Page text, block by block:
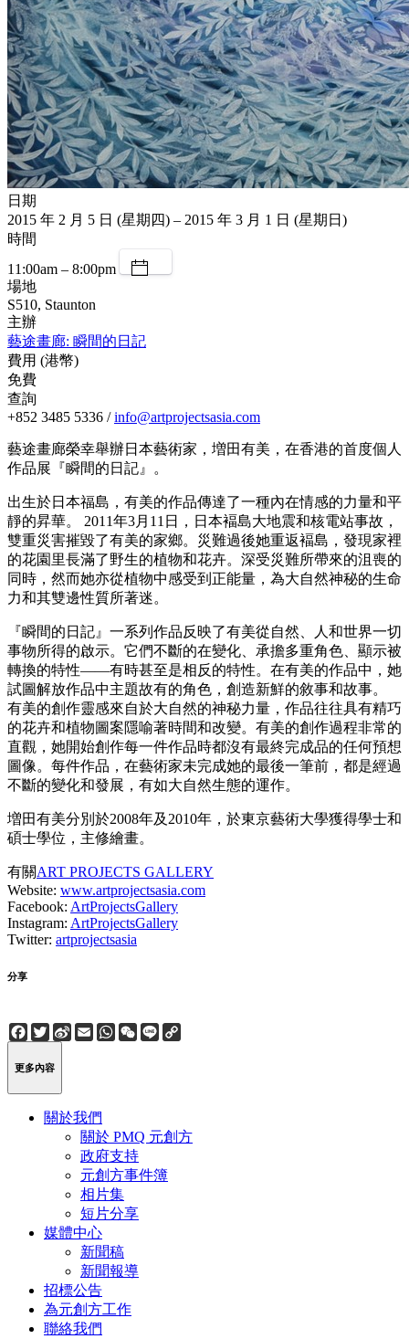
日期
2015 年 2 月 5 日 (星期四) – 2015 年 3 月 1 日 (星期日)
時間
11:00am – 8:00pm
場地
S510, Staunton
主辦
藝途畫廊: 瞬間的日記
費用 (港幣)
免費
查詢
+852 3485 5336 /info@artprojectsasia.com
藝途畫廊榮幸舉辦日本藝術家，増田有美，在香港的首度個人
作品展『瞬間的日記』。
出生於日本福島，有美的作品傳達了一種內在情感的力量和平
靜的昇華。 2011年3月11日，日本褔島大地震和核電站事故，
雙重災害摧毀了有美的家鄉。災​​難過後她重返褔島，發現家裡
的花園里長滿了野生的植物和花卉。深受災難所帶來的沮喪的
同時，然而她亦從植物中感受到正能量，為大自然神秘的生命
力和其雙邊性質所著迷。
『瞬間的日記』一系列作品反映了有美從自然、人和世界一切
事物所得的啟示。它們不斷的在變化、承擔多重角色、顯示被
轉換的特性——有時甚至是相反的特性。在有美的作品中，她
試圖解放作品中主題故有的角色，創造新鮮的敘事和故事。
有美的創作靈感來自於大自然的神秘力量，作品往往具有精巧
的花卉和植物圖案隱喻著時間和改變。有美的創作過程非常的
直觀，她開始創作每一件作品時都沒有最終完成品的任何預想
圖像。每件作品，在藝術家未完成她的最後一筆前，都是經過
不斷的變化和發展，有如大自然生態的運作。
増田有美分別於2008年及2010年，於東京藝術大學獲得學士和
碩士學位，主修繪畫。
有關ART PROJECTS GALLERY
Website: www.artprojectsasia.com
Facebook: ArtProjectsGallery
Instagram: ArtProjectsGallery
Twitter: artprojectsasia
分享
Facebook
Twitter
Sina
Weibo
EmailWhatsApp
WeChat
Line
更多內容
關於我們
關於 PMQ 元創方
政府支持
元創方事件簿
相片集
短片分享
媒體中心
新聞稿
新聞報導
招標公告
為元創方工作
聯絡我們